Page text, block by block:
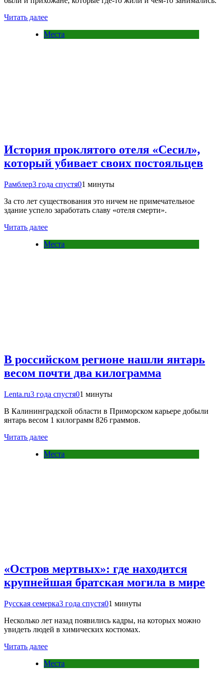
Читать далее
Места
История проклятого отеля «Сесил»,
который убивает своих постояльцев
Рамблер3 года спустя01 минуты
За сто лет существования это ничем не примечательное
здание успело заработать славу «отеля смерти».
Читать далее
Места
В российском регионе нашли янтарь
весом почти два килограмма
Lenta.ru3 года спустя01 минуты
В Калининградской области в Приморском карьере добыли
янтарь весом 1 килограмм 826 граммов.
Читать далее
Места
«Остров мертвых»: где находится
крупнейшая братская могила в мире
Русская семерка3 года спустя01 минуты
Несколько лет назад появились кадры, на которых можно
увидеть людей в химических костюмах.
Читать далее
Места